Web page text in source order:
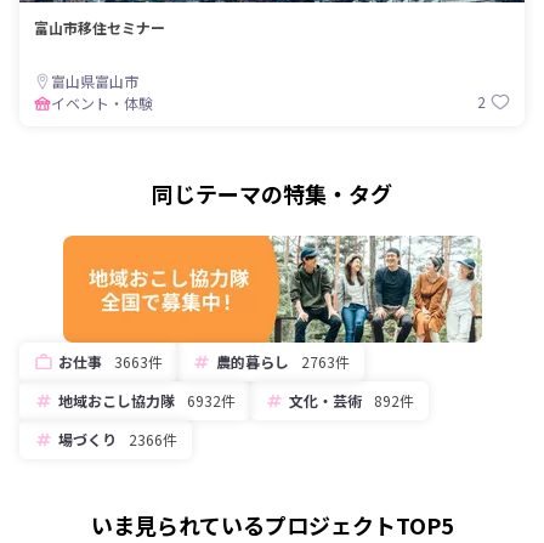
富山市移住セミナー
富山県富山市
イベント・体験
2
同じテーマの特集・タグ
お仕事 3663件 農的暮らし
2763件
地域おこし協力隊
6932件 文化・芸術
892件
場づくり
2366件
いま見られているプロジェクトTOP5